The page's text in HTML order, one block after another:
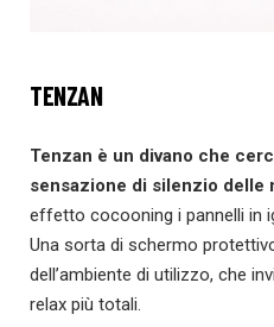
TENZAN
Tenzan è un divano che
sensazione di silenzio delle
effetto cocooning i pannelli in
Una sorta di schermo
dell’ambiente di utilizzo, che
relax più totali.